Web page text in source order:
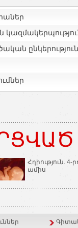
Հղիություն. 4-
ամիս